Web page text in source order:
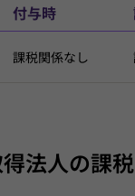
付与時
課税関係なし
法人の課